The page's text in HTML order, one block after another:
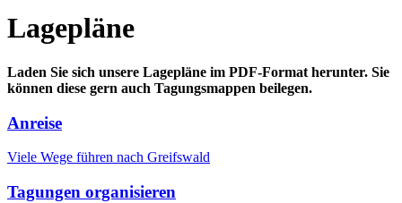
Lagepläne
Laden Sie sich unsere Lagepläne im PDF-Format herunter. Sie
können diese gern auch Tagungsmappen beilegen.
Anreise
Viele Wege führen nach Greifswald
Tagungen organisieren